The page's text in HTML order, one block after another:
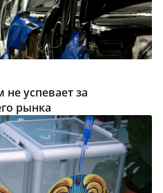
не успевает за
рынка